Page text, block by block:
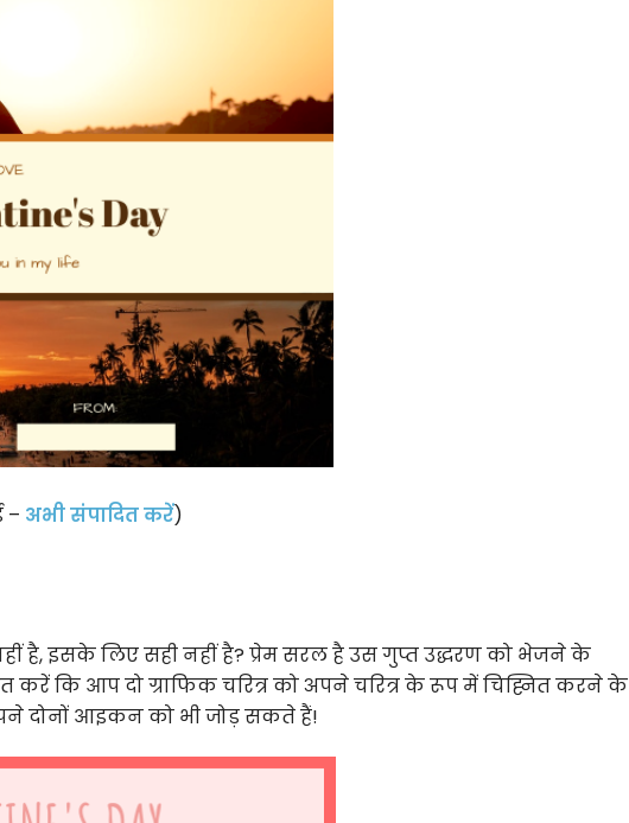
– अभी संपादित करें)
है, इसके लिए सही नहीं है? प्रेम सरल है उस गुप्त उद्धरण को भेजने के
कि आप दो ग्राफिक चरित्र को अपने चरित्र के रूप में चिह्नित करने के
दोनों आइकन को भी जोड़ सकते हैं!